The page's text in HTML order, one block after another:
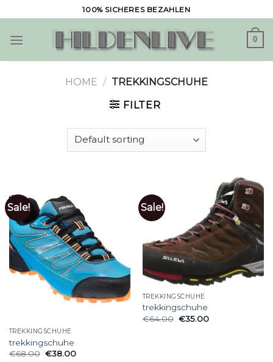
to
content
100% SICHERES BEZAHLEN
0
HOME / TREKKINGSCHUHE
FILTER
Sale!
TREKKINGSCHUHE
trekkingschuhe
€68.00 €38.00
Sale!
TREKKINGSCHUHE
trekkingschuhe
€64.00 €35.00